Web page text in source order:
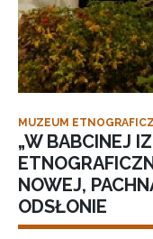
MUZEUM
„W BABCINEJ
NOWEJ,
ODSŁONIE